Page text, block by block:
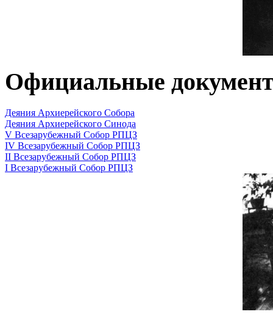
Официальные
Деяния Архиерейского Собора
Деяния Архиерейского Синода
V Всезарубежный Собор РПЦЗ
IV Всезарубежный Собор РПЦЗ
II Всезарубежный Собор РПЦЗ
I Всезарубежный Собор РПЦЗ